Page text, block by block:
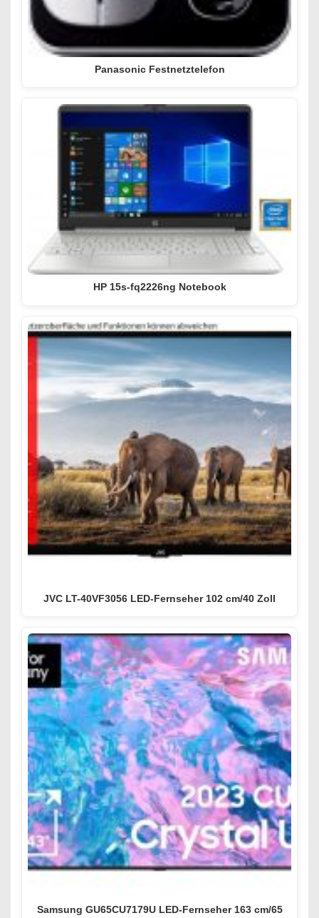
Panasonic Festnetztelefon
HP 15s-fq2226ng Notebook
JVC LT-40VF3056 LED-Fernseher 102 cm/40 Zoll
Samsung GU65CU7179U LED-Fernseher 163 cm/65